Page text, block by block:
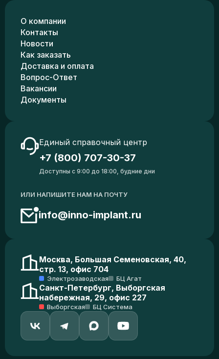
О компании
Контакты
Новости
Как заказать
Доставка и оплата
Вопрос-Ответ
Вакансии
Документы
Единый справочный центр
+7 (800) 707-30-37
Доступны с 9:00 до 18:00, будние дни
ИЛИ НАПИШИТЕ НАМ НА ПОЧТУ
info@inno-implant.ru
Москва, Большая Семеновская, 40,
стр. 13, офис 704
Электрозаводская БЦ Агат
Санкт-Петербург, Выборгская
набережная, 29, офис 227
Выборгская БЦ Система